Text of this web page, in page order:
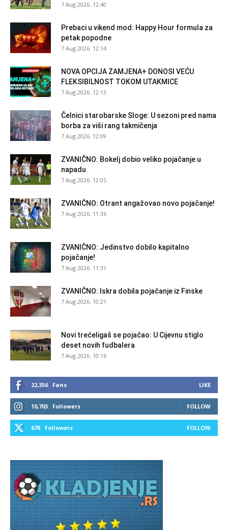
7 Aug 2026. 12:40
Prebaci u vikend mod: Happy Hour formula za
petak popodne
7 Aug 2026. 12:14
NOVA OPCIJA ZAMJENA+ DONOSI VEĆU
FLEKSIBILNOST TOKOM UTAKMICE
7 Aug 2026. 12:13
Čelnici starobarske Sloge: U sezoni pred nama
borba za viši rang takmičenja
7 Aug 2026. 12:09
ZVANIČNO: Bokelj dobio veliko pojačanje u
napadu
7 Aug 2026. 12:05
ZVANIČNO: Otrant angažovao novo pojačanje!
7 Aug 2026. 11:36
ZVANIČNO: Jedinstvo dobilo kapitalno
pojačanje!
7 Aug 2026. 11:31
ZVANIČNO: Iskra dobila pojačanje iz Finske
7 Aug 2026. 10:21
Novi trećeligaš se pojačao: U Cijevnu stiglo
deset novih fudbalera
7 Aug 2026. 10:16
22,356 Fans LIKE
10,703 Followers FOLLOW
678 Followers FOLLOW